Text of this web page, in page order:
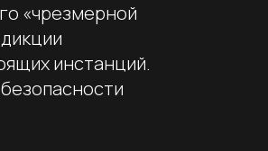
«чрезмерной
инстанций.